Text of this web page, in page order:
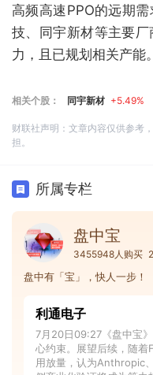
高频高速PPO的远期
技、同宇新材等主要
力，且已规划相关产能
相关个股： 同宇新材 +5.49%
财联社声明：文章内容仅供参考
担。
所属专栏
盘中宝
3455948人购买
盘中有「宝」，快人一步！
利通电子
7月20日09:27《盘中宝
心约束。展望后续，随
用放量，认为Anthropic